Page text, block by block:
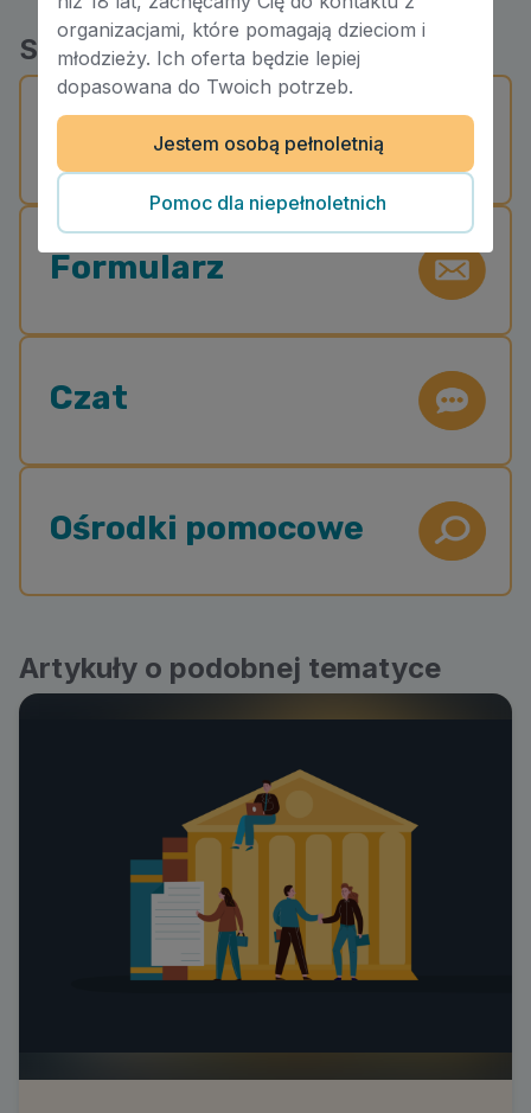
Skontaktuj się z nami
Telefon
Formularz
Czat
Ośrodki pomocowe
Artykuły o podobnej tematyce
organizacjami, które pomagają dzieciom i
młodzieży. Ich oferta będzie lepiej
dopasowana do Twoich potrzeb.
Jestem osobą pełnoletnią
Pomoc dla niepełnoletnich